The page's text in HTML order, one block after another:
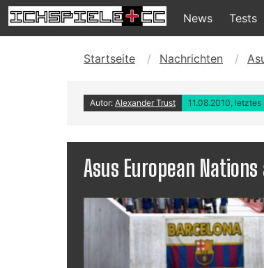
News Tests
Startseite Nachrichten
Autor: Alexander Trust 11.08.2010,
Asus European